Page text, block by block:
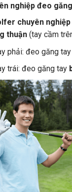
nghiệp đeo
chuyên
thuận (tay cầm
phải: đeo găng tay
trái: đeo găng tay